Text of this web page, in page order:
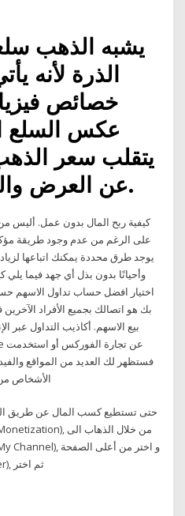
يشبه الذهب
الذرة لأنه
خصائص
عكس السلع
يتقلب سعر
عن العرض والطلب الصناعيين.
كيفية ربح المال بدون عمل. أليس
على الرغم من عدم وجود طريقة
يوجد طرق محددة يمكنك اتباعها
اختيار افضل حساب تداول الاسهم
بك هو اتصالك بجميع الأفراد
بيع الاسهم. أكاذيب التداول
الأشخاص
حتى تستطيع كسب المال عن طريق
خيار مدير الفيديو (Video Manager), ثم اختر